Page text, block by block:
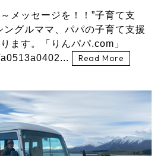
メッセージを！！”子育て支
グルママ、パパの子育て支援
ます。「りんパパ.com」
Read More